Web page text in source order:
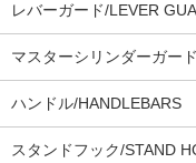
レバーガード/LEVER
マスターシリンダーガー
ハンドル/HANDLEBARS
スタンドフック/STAND